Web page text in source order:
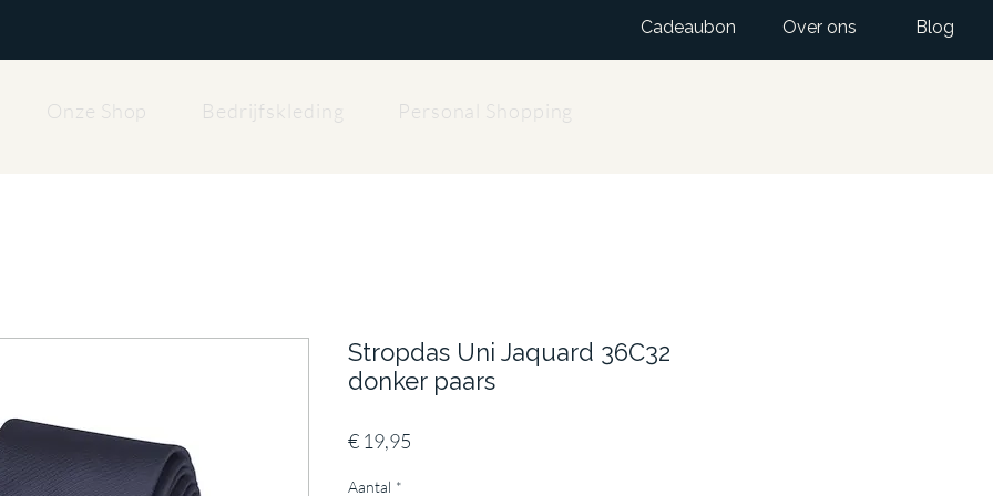
Cadeaubon Over ons Blog
Onze Shop Bedrijfskleding Personal Shopping
Stropdas Uni Jaquard 36C32
donker paars
€ 19,95
Aantal *